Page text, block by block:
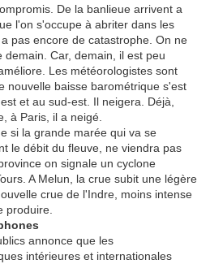
De la banlieue arrivent a
l'on s'occupe à abriter dans les
pas encore de catastrophe. On ne
Car, demain, il est peu
Les météorologistes sont
nouvelle baisse barométrique s'est
et au sud-est. Il neigera. Déjà,
à Paris, il a neigé.
si la grande marée qui va se
le débit du fleuve, ne viendra pas
on signale un cyclone
A Melun, la crue subit une légère
crue de l'Indre, moins intense
produire.
annonce que les
intérieures et internationales